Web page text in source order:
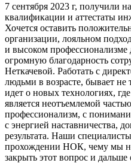
7 сентября 2023 г, получили
квалификации и аттестаты
Хочется оставить
организации, лояльном
и высоком
огромную благодарность
Неткачевой. Работать с
людьми в возрасте, бывает не
идет о новых технологиях,
является неотъемлемой
профессионализм, с
с энергией наставничества,
результата. Наши
прохождении НОК, чему мы
закрыть этот вопрос и дальше